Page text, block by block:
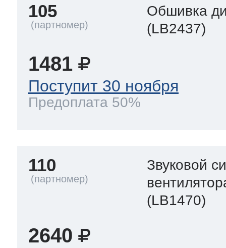
105
Обшивка
(LB2437)
1481
Поступит 30 ноября
Предоплата 50%
110
Звуковой
(LB1470)
2640